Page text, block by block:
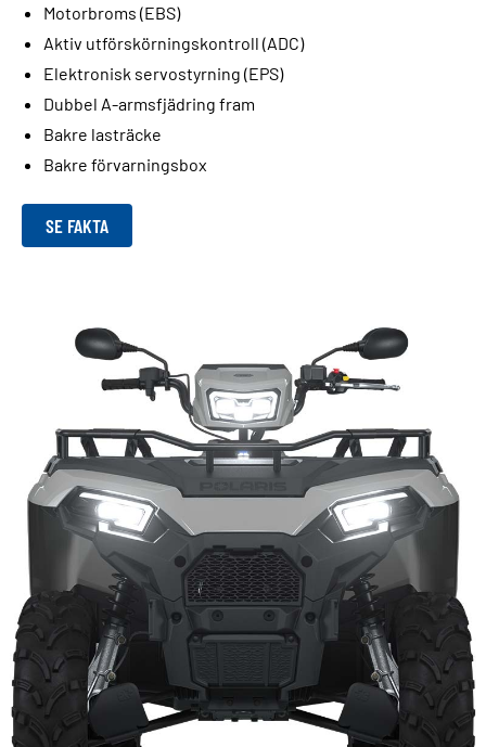
Motorbroms (EBS)
Aktiv utförskörningskontroll (ADC)
Elektronisk servostyrning (EPS)
Dubbel A-armsfjädring fram
Bakre lasträcke
Bakre förvarningsbox
SE FAKTA